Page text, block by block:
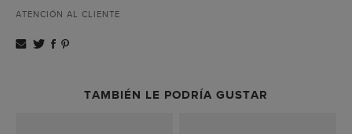
ATENCIÓN AL CLIENTE
TAMBIÉN LE PODRÍA GUSTAR